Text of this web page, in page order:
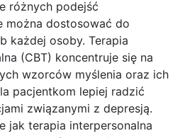
różnych podejść
można dostosować do
każdej osoby. Terapia
(CBT) koncentruje się na
wzorców myślenia oraz ich
pacjentkom lepiej radzić
związanymi z depresją.
jak terapia interpersonalna